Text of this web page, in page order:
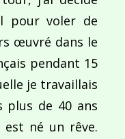
pour voler de
œuvré dans le
pendant 15
je travaillais
plus de 40 ans
est né un rêve.